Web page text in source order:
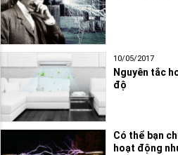
10/05/2017
Nguyên tắc
độ
Có thể bạn
hoạt động